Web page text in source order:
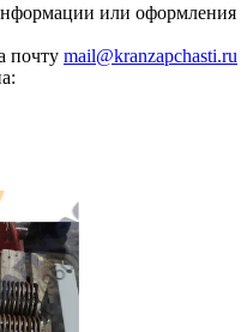
или оформления
почту mail@kranzapchasti.ru